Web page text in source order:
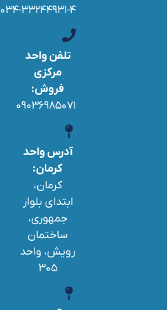
۰۳۴-۳۳۲۴۴۹۳۱-۴
تلفن واحد
مرکزی
فروش:
۰۹۰۳۶۹۸۵۰۷۱
آدرس واحد
کرمان:
کرمان،
ابتدای بلوار
جمهوری،
ساختمان
رویش، واحد
۳۰۵